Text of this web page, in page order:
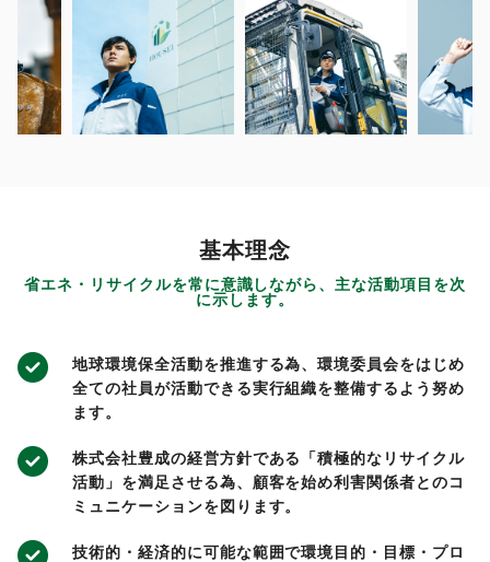
基本理念
省エネ・リサイクルを常に意識しながら、主な活動項目を次
に示します。
地球環境保全活動を推進する為、環境委員会をはじめ
全ての社員が活動できる実行組織を整備するよう努め
ます。
株式会社豊成の経営方針である「積極的なリサイクル
活動」を満足させる為、顧客を始め利害関係者とのコ
ミュニケーションを図ります。
技術的・経済的に可能な範囲で環境目的・目標・プロ